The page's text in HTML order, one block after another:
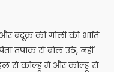
बंदूक़ की गोली की भांति
तपाक से बोल उठे, नहीं
हल से कोल्हू में और कोल्हू से